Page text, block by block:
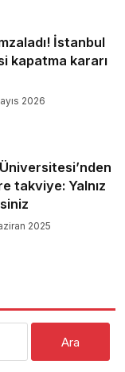
İstanbul
kapatma kararı
2026
takviye: Yalnız
2025